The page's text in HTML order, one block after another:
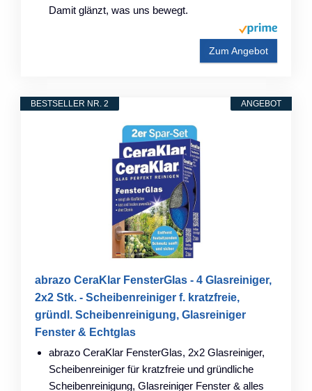
Damit glänzt, was uns bewegt.
Zum Angebot
ANGEBOT
BESTSELLER NR. 2
abrazo CeraKlar FensterGlas - 4 Glasreiniger,
2x2 Stk. - Scheibenreiniger f. kratzfreie,
gründl. Scheibenreinigung, Glasreiniger
Fenster & Echtglas
abrazo CeraKlar FensterGlas, 2x2 Glasreiniger,
Scheibenreiniger für kratzfreie und gründliche
Scheibenreinigung, Glasreiniger Fenster & alles